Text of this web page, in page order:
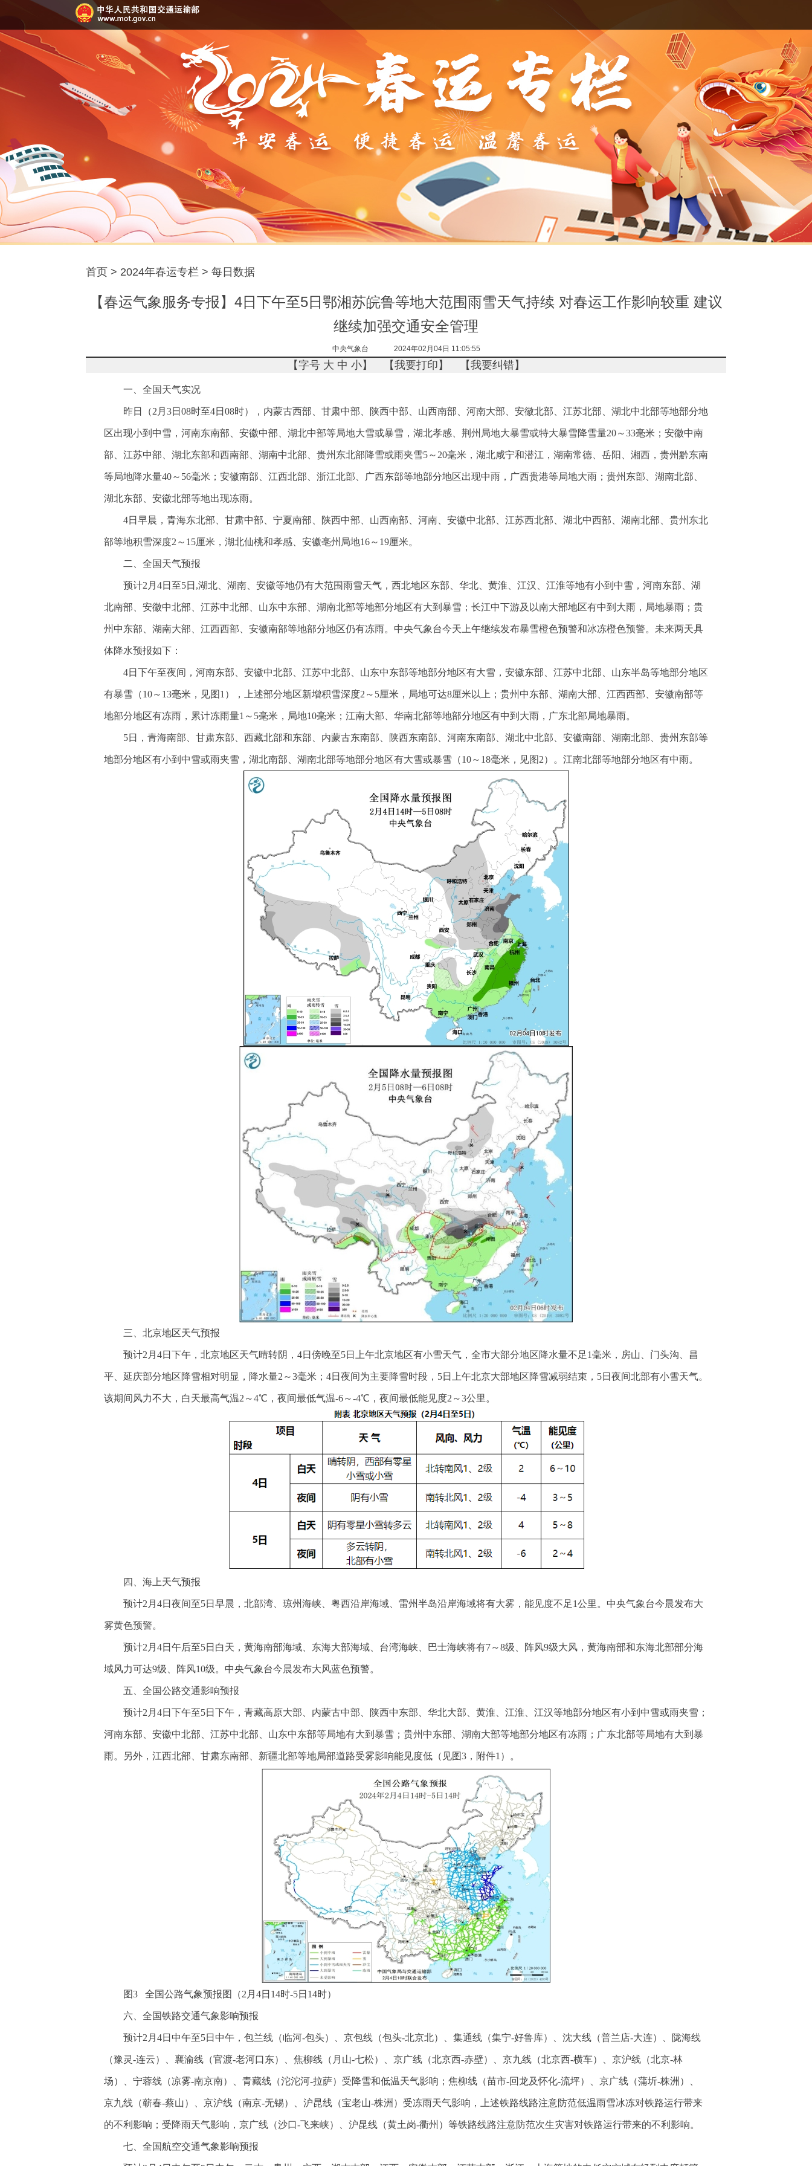
首页 > 2024年春运专栏 > 每日数据
【春运气象服务专报】4日下午至5日鄂湘苏皖鲁等地大范围雨雪天气持续 对春运工作影响较重 建议
继续加强交通安全管理
中央气象台 2024年02月04日 11:05:55
【字号 大 中 小】 【我要打印 】 【我要纠错】
一、全国天气实况
昨日（2月3日08时至4日08时），内蒙古西部、甘肃中部、陕西中部、山西南部、河南大部、安徽北部、江苏北部、湖北中北部等地部分地
区出现小到中雪，河南东南部、安徽中部、湖北中部等局地大雪或暴雪，湖北孝感、荆州局地大暴雪或特大暴雪降雪量20～33毫米；安徽中南
部、江苏中部、湖北东部和西南部、湖南中北部、贵州东北部降雪或雨夹雪5～20毫米，湖北咸宁和潜江，湖南常德、岳阳、湘西，贵州黔东南
等局地降水量40～56毫米；安徽南部、江西北部、浙江北部、广西东部等地部分地区出现中雨，广西贵港等局地大雨；贵州东部、湖南北部、
湖北东部、安徽北部等地出现冻雨。
4日早晨，青海东北部、甘肃中部、宁夏南部、陕西中部、山西南部、河南、安徽中北部、江苏西北部、湖北中西部、湖南北部、贵州东北
部等地积雪深度2～15厘米，湖北仙桃和孝感、安徽亳州局地16～19厘米。
二、全国天气预报
预计2月4日至5日,湖北、湖南、安徽等地仍有大范围雨雪天气，西北地区东部、华北、黄淮、江汉、江淮等地有小到中雪，河南东部、湖
北南部、安徽中北部、江苏中北部、山东中东部、湖南北部等地部分地区有大到暴雪；长江中下游及以南大部地区有中到大雨，局地暴雨；贵
州中东部、湖南大部、江西西部、安徽南部等地部分地区仍有冻雨。中央气象台今天上午继续发布暴雪橙色预警和冰冻橙色预警。未来两天具
体降水预报如下：
4日下午至夜间，河南东部、安徽中北部、江苏中北部、山东中东部等地部分地区有大雪，安徽东部、江苏中北部、山东半岛等地部分地区
有暴雪（10～13毫米，见图1），上述部分地区新增积雪深度2～5厘米，局地可达8厘米以上；贵州中东部、湖南大部、江西西部、安徽南部等
地部分地区有冻雨，累计冻雨量1～5毫米，局地10毫米；江南大部、华南北部等地部分地区有中到大雨，广东北部局地暴雨。
5日，青海南部、甘肃东部、西藏北部和东部、内蒙古东南部、陕西东南部、河南东南部、湖北中北部、安徽南部、湖南北部、贵州东部等
地部分地区有小到中雪或雨夹雪，湖北南部、湖南北部等地部分地区有大雪或暴雪（10～18毫米，见图2）。江南北部等地部分地区有中雨。
三、北京地区天气预报
预计2月4日下午，北京地区天气晴转阴，4日傍晚至5日上午北京地区有小雪天气，全市大部分地区降水量不足1毫米，房山、门头沟、昌
平、延庆部分地区降雪相对明显，降水量2～3毫米；4日夜间为主要降雪时段，5日上午北京大部地区降雪减弱结束，5日夜间北部有小雪天气。
该期间风力不大，白天最高气温2～4℃，夜间最低气温-6～-4℃，夜间最低能见度2～3公里。
四、海上天气预报
预计2月4日夜间至5日早晨，北部湾、琼州海峡、粤西沿岸海域、雷州半岛沿岸海域将有大雾，能见度不足1公里。中央气象台今晨发布大
雾黄色预警。
预计2月4日午后至5日白天，黄海南部海域、东海大部海域、台湾海峡、巴士海峡将有7～8级、阵风9级大风，黄海南部和东海北部部分海
域风力可达9级、阵风10级。中央气象台今晨发布大风蓝色预警。
五、全国公路交通影响预报
预计2月4日下午至5日下午，青藏高原大部、内蒙古中部、陕西中东部、华北大部、黄淮、江淮、江汉等地部分地区有小到中雪或雨夹雪；
河南东部、安徽中北部、江苏中北部、山东中东部等局地有大到暴雪；贵州中东部、湖南大部等地部分地区有冻雨；广东北部等局地有大到暴
雨。另外，江西北部、甘肃东南部、新疆北部等地局部道路受雾影响能见度低（见图3，附件1）。
图3 全国公路气象预报图（2月4日14时-5日14时）
六、全国铁路交通气象影响预报
预计2月4日中午至5日中午，包兰线（临河-包头）、京包线（包头-北京北）、集通线（集宁-好鲁库）、沈大线（普兰店-大连）、陇海线
（豫灵-连云）、襄渝线（官渡-老河口东）、焦柳线（月山-七松）、京广线（北京西-赤壁）、京九线（北京西-横车）、京沪线（北京-林
场）、宁蓉线（凉雾-南京南）、青藏线（沱沱河-拉萨）受降雪和低温天气影响；焦柳线（苗市-回龙及怀化-流坪）、京广线（蒲圻-株洲）、
京九线（蕲春-蔡山）、京沪线（南京-无锡）、沪昆线（宝老山-株洲）受冻雨天气影响，上述铁路线路注意防范低温雨雪冰冻对铁路运行带来
的不利影响；受降雨天气影响，京广线（沙口-飞来峡）、沪昆线（黄土岗-衢州）等铁路线路注意防范次生灾害对铁路运行带来的不利影响。
七、全国航空交通气象影响预报